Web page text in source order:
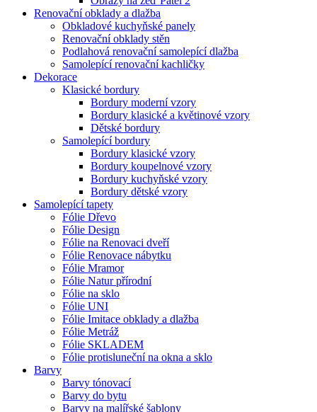
Renovační obklady a dlažba
Obkladové kuchyňské panely
Renovační obklady stěn
Podlahová renovační samolepící dlažba
Samolepící renovační kachličky
Dekorace
Klasické bordury
Bordury moderní vzory
Bordury klasické a květinové vzory
Dětské bordury
Samolepící bordury
Bordury klasické vzory
Bordury koupelnové vzory
Bordury kuchyňské vzory
Bordury dětské vzory
Samolepící tapety
Fólie Dřevo
Fólie Design
Fólie na Renovaci dveří
Fólie Renovace nábytku
Fólie Mramor
Fólie Natur přírodní
Fólie na sklo
Fólie UNI
Fólie Imitace obklady a dlažba
Fólie Metráž
Fólie SKLADEM
Fólie protisluneční na okna a sklo
Barvy
Barvy tónovací
Barvy do bytu
Barvy na malířské šablony